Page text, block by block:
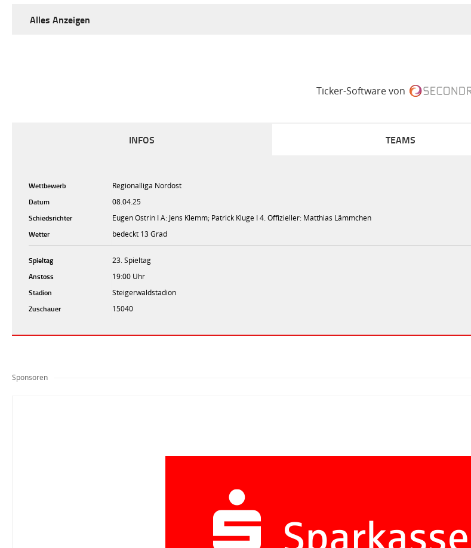
Alles Anzeigen
Ticker-Software von
INFOS TEAMS
Wettbewerb
Regionalliga Nordost
Datum
08.04.25
Schiedsrichter
Eugen Ostrin I A: Jens Klemm; Patrick Kluge I 4. Offizieller: Matthias Lämmchen
Wetter
bedeckt 13 Grad
Spieltag
23. Spieltag
Anstoss
19:00 Uhr
Stadion
Steigerwaldstadion
Zuschauer
15040
Sponsoren